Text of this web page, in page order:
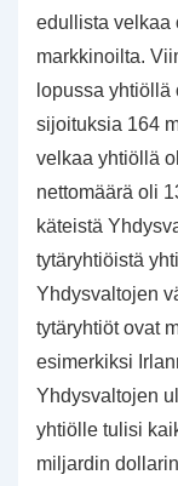
edullista velkaa
markkinoilta.
lopussa
sijoituksia 164
velkaa yhtiöllä
nettomäärä oli
käteistä
tytäryhtiöistä
Yhdysvaltojen
tytäryhtiöt ovat
esimerkiksi
Yhdysvaltojen
yhtiölle tulisi
miljardin